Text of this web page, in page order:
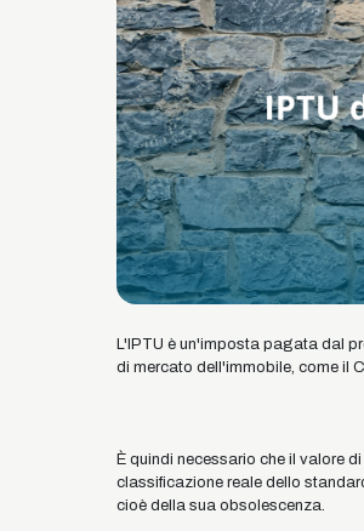
L'IPTU è un'imposta pagata dal
di mercato dell'immobile, come il
È quindi necessario che il valore
classificazione reale dello
cioè della sua obsolescenza.